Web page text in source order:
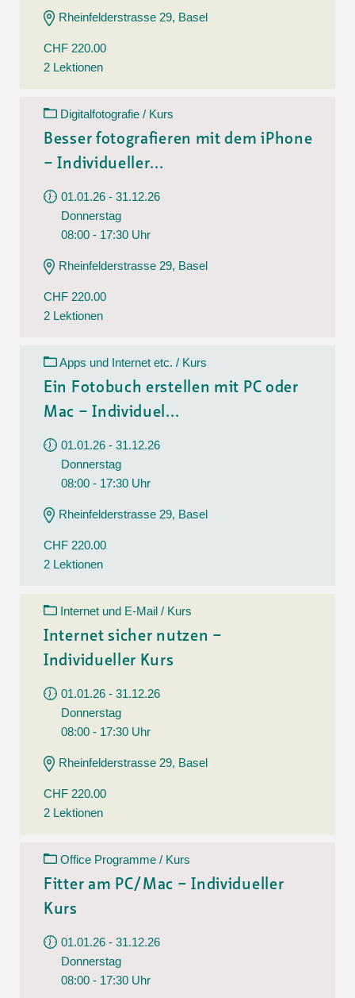
Rheinfelderstrasse 29, Basel
CHF 220.00
2 Lektionen
Digitalfotografie / Kurs
Besser fotografieren mit dem iPhone
– Individueller...
01.01.26 - 31.12.26
Donnerstag
08:00 - 17:30 Uhr
Rheinfelderstrasse 29, Basel
CHF 220.00
2 Lektionen
Apps und Internet etc. / Kurs
Ein Fotobuch erstellen mit PC oder
Mac – Individuel...
01.01.26 - 31.12.26
Donnerstag
08:00 - 17:30 Uhr
Rheinfelderstrasse 29, Basel
CHF 220.00
2 Lektionen
Internet und E-Mail / Kurs
Internet sicher nutzen –
Individueller Kurs
01.01.26 - 31.12.26
Donnerstag
08:00 - 17:30 Uhr
Rheinfelderstrasse 29, Basel
CHF 220.00
2 Lektionen
Office Programme / Kurs
Fitter am PC/Mac – Individueller
Kurs
01.01.26 - 31.12.26
Donnerstag
08:00 - 17:30 Uhr